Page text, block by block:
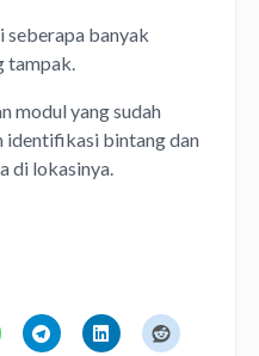
seberapa banyak
tampak.
modul yang sudah
identifikasi bintang dan
di lokasinya.